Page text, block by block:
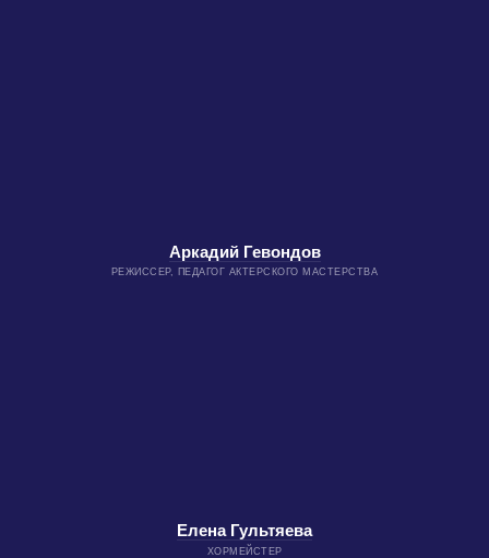
Аркадий Гевондов
РЕЖИССЕР, ПЕДАГОГ АКТЕРСКОГО МАСТЕРСТВА
Елена Гультяева
ХОРМЕЙСТЕР